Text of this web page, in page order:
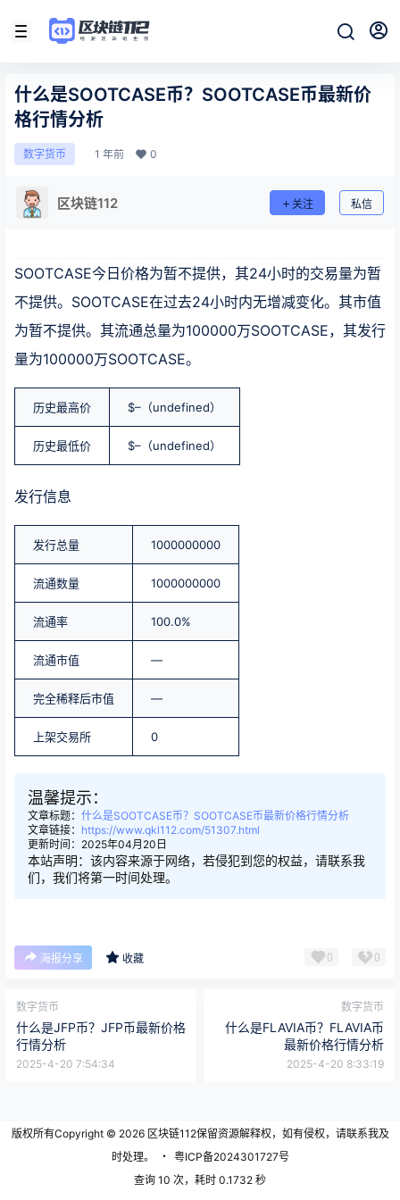
什么是SOOTCASE币？SOOTCASE币最新价
格行情分析
数字货币 1 年前 0
区块链112 关注 私信
SOOTCASE今日价格为暂不提供，其24小时的交易量为暂
不提供。SOOTCASE在过去24小时内无增减变化。其市值
为暂不提供。其流通总量为100000万SOOTCASE，其发行
量为100000万SOOTCASE。
历史最高价 $–（undefined）
历史最低价 $–（undefined）
发行信息
发行总量 1000000000
流通数量 1000000000
流通率 100.0%
流通市值 —
完全稀释后市值 —
上架交易所 0
温馨提示：
文章标题： 什么是SOOTCASE币？SOOTCASE币最新价格行情分析
文章链接： https://www.qkl112.com/51307.html
更新时间：2025年04月20日
本站声明：该内容来源于网络，若侵犯到您的权益，请联系我
们，我们将第一时间处理。
海报分享 收藏 0 0
数字货币
什么是JFP币？JFP币最新价格
行情分析
2025-4-20 7:54:34
数字货币
什么是FLAVIA币？FLAVIA币
最新价格行情分析
2025-4-20 8:33:19
版权所有Copyright © 2026区块链112保留资源解释权，如有侵权，请联系我及
时处理。
・ 粤ICP备2024301727号
查询 10 次，耗时 0.1732 秒